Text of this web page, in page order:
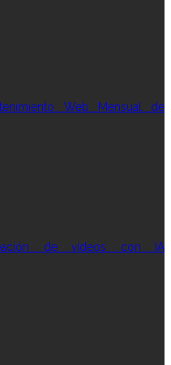
Web Mensual de
de vídeos con IA